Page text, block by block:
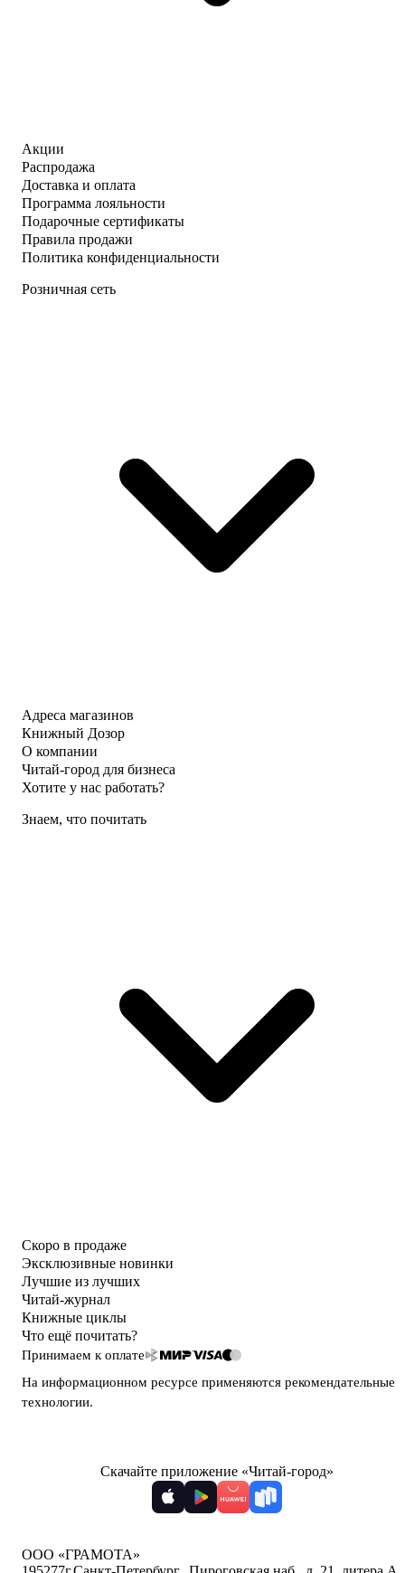
Акции
Распродажа
Доставка и оплата
Программа лояльности
Подарочные сертификаты
Правила продажи
Политика конфиденциальности
Розничная сеть
Адреса магазинов
Книжный Дозор
О компании
Читай-город для бизнеса
Хотите у нас работать?
Знаем, что почитать
Скоро в продаже
Эксклюзивные новинки
Лучшие из лучших
Читай-журнал
Книжные циклы
Что ещё почитать?
Принимаем к оплате
На информационном ресурсе применяются рекомендательные
технологии.
Скачайте приложение «Читай-город»
ООО «ГРАМОТА»